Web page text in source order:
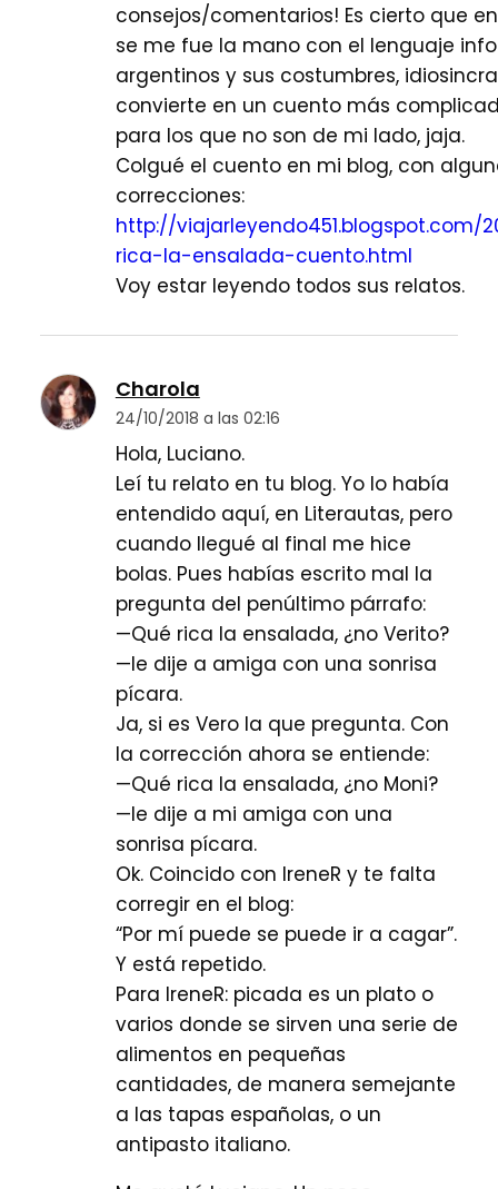
consejos/comentarios! Es cierto que
se me fue la mano con el lenguaje
argentinos y sus costumbres,
convierte en un cuento más
para los que no son de mi lado, jaja.
Colgué el cuento en mi blog, con
correcciones:
http://viajarleyendo451.blogspot.com/
rica-la-ensalada-cuento.html
Voy estar leyendo todos sus relatos.
Charola
24/10/2018 a las 02:16
Hola, Luciano.
Leí tu relato en tu blog. Yo lo había
entendido aquí, en Literautas, pero
cuando llegué al final me hice
bolas. Pues habías escrito mal la
pregunta del penúltimo párrafo:
—Qué rica la ensalada, ¿no Verito?
—le dije a amiga con una sonrisa
pícara.
Ja, si es Vero la que pregunta. Con
la corrección ahora se entiende:
—Qué rica la ensalada, ¿no Moni?
—le dije a mi amiga con una
sonrisa pícara.
Ok. Coincido con IreneR y te falta
corregir en el blog:
“Por mí puede se puede ir a cagar”.
Y está repetido.
Para IreneR: picada es un plato o
varios donde se sirven una serie de
alimentos en pequeñas
cantidades, de manera semejante
a las tapas españolas, o un
antipasto italiano.